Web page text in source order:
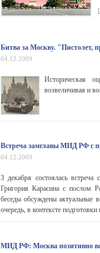
Битва за Москву. "Пистолет,
04.12.2009
Историческая
возвеличивая и
Встреча замглавы МИД РФ с
04.12.2009
3 декабря состоялась встреча
Григория Карасина с послом
беседы обсуждены актуальные
очередь, в контексте
МИД РФ: Москва позитивно